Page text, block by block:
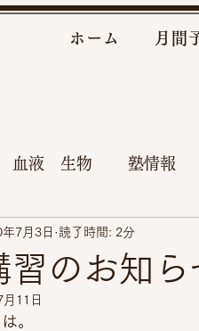
ホーム 月間
血液 生物 塾情報
習のお知ら
7月3日 読了時間: 2分
11日
。